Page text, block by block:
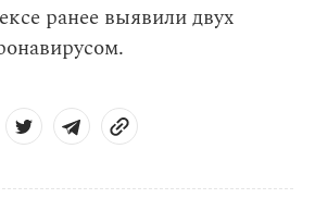
ранее выявили двух